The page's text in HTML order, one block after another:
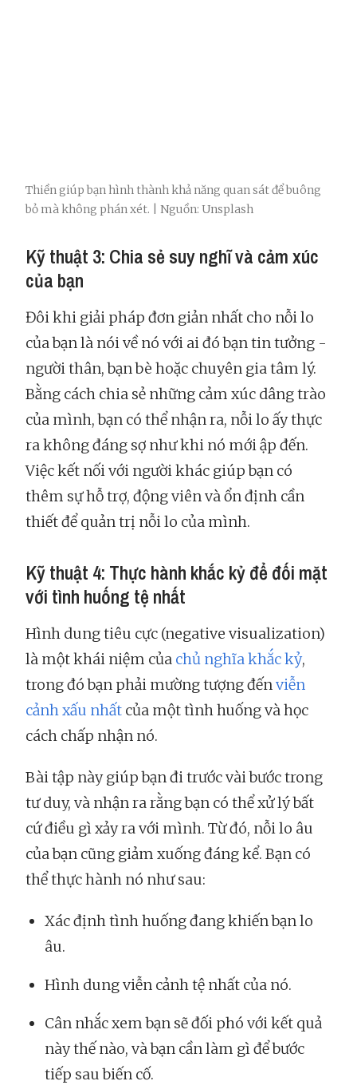
Thiền giúp bạn hình thành khả năng quan sát để buông
bỏ mà không phán xét. | Nguồn: Unsplash
Kỹ thuật 3: Chia sẻ suy nghĩ và cảm xúc
của bạn
Đôi khi giải pháp đơn giản nhất cho nỗi lo
của bạn là nói về nó với ai đó bạn tin tưởng -
người thân, bạn bè hoặc chuyên gia tâm lý.
Bằng cách chia sẻ những cảm xúc dâng trào
của mình, bạn có thể nhận ra, nỗi lo ấy thực
ra không đáng sợ như khi nó mới ập đến.
Việc kết nối với người khác giúp bạn có
thêm sự hỗ trợ, động viên và ổn định cần
thiết để quản trị nỗi lo của mình.
Kỹ thuật 4: Thực hành khắc kỷ để đối mặt
với tình huống tệ nhất
Hình dung tiêu cực (negative visualization)
là một khái niệm của chủ nghĩa khắc kỷ,
trong đó bạn phải mường tượng đếnviễn
cảnh xấu nhất của một tình huống và học
cách chấp nhận nó.
Bài tập này giúp bạn đi trước vài bước trong
tư duy, và nhận ra rằng bạn có thể xử lý bất
cứ điều gì xảy ra với mình. Từ đó, nỗi lo âu
của bạn cũng giảm xuống đáng kể. Bạn có
thể thực hành nó như sau:
Xác định tình huống đang khiến bạn lo
âu.
Hình dung viễn cảnh tệ nhất của nó.
Cân nhắc xem bạn sẽ đối phó với kết quả
này thế nào, và bạn cần làm gì để bước
tiếp sau biến cố.